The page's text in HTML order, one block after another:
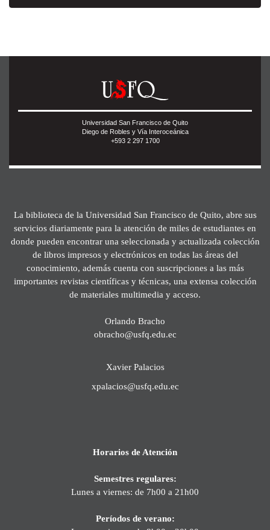
Universidad San Francisco de Quito
Diego de Robles y Vía Interoceánica
+593 2 297 1700
La biblioteca de la Universidad San Francisco de Quito, abre sus
servicios diariamente para la atención de miles de estudiantes en
donde pueden encontrar una seleccionada y actualizada colección
de libros impresos y electrónicos en todas las áreas del
conocimiento, además cuenta con suscripciones a las más
importantes revistas científicas y técnicas, una extensa colección
de materiales multimedia y acceso.
Orlando Bracho
obracho@usfq.edu.ec
Xavier Palacios
xpalacios@usfq.edu.ec
Horarios de Atención
Semestres regulares:
Lunes a viernes: de 7h00 a 21h00
Períodos de verano: